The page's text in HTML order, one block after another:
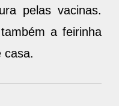
pelas vacinas.
a feirinha
casa.